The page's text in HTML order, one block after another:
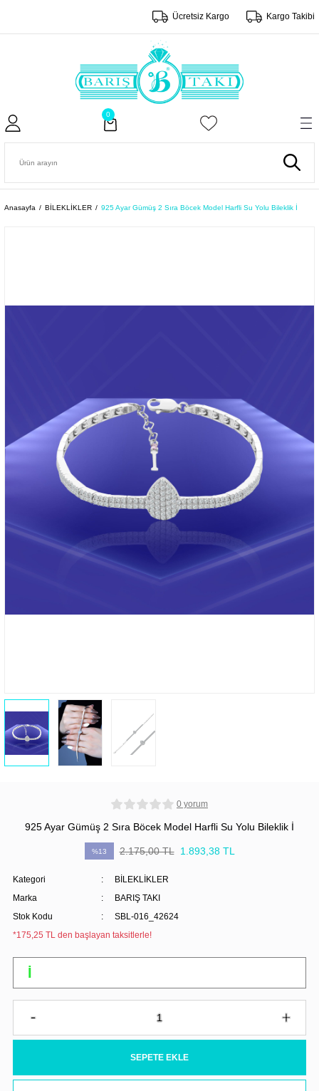
Ücretsiz Kargo Kargo Takibi
0
Anasayfa BİLEKLİKLER 925 Ayar Gümüş 2 Sıra Böcek Model Harfli Su Yolu Bileklik İ
0 yorum
925 Ayar Gümüş 2 Sıra Böcek Model Harfli Su Yolu Bileklik İ
%13 2.175,00 TL 1.893,38 TL
Kategori
BİLEKLİKLER
Marka
BARIŞ TAKI
Stok Kodu
SBL-016_42624
*175,25 TL den başlayan taksitlerle!
SEPETE EKLE